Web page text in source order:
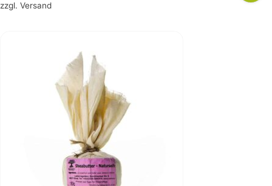
zzgl. Versand